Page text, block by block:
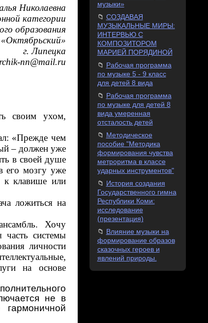
Николаевна
категории
образования
г. Липецка
-nn@mail.ru
своим ухом,
«Прежде чем
– должен уже
в своей душе
его мозгу уже
к клавише или
ложиться на
Хочу
часть системы
личности
на основе
не в
музыки»
СОЗДАВАЯ
МУЗЫКАЛЬНЫЕ МИРЫ:
ИНТЕРВЬЮ С
КОМПОЗИТОРОМ
МАРИЕЙ ПОРЯДИНОЙ
Рабочая программа
по музыке 5 - 9 класс
для детей 8 вида
Рабочая программа
по музыке для детей 8
вида умеренная
отсталость детей
Методическое
пособие "Методика
формирования чувства
метроритма в классе
ударных инструментов"
История создания
Государственного гимна
Республики Коми:
исследование
(презентация)
Влияние музыки на
формирование образов
сказочных героев и
явлений природы.